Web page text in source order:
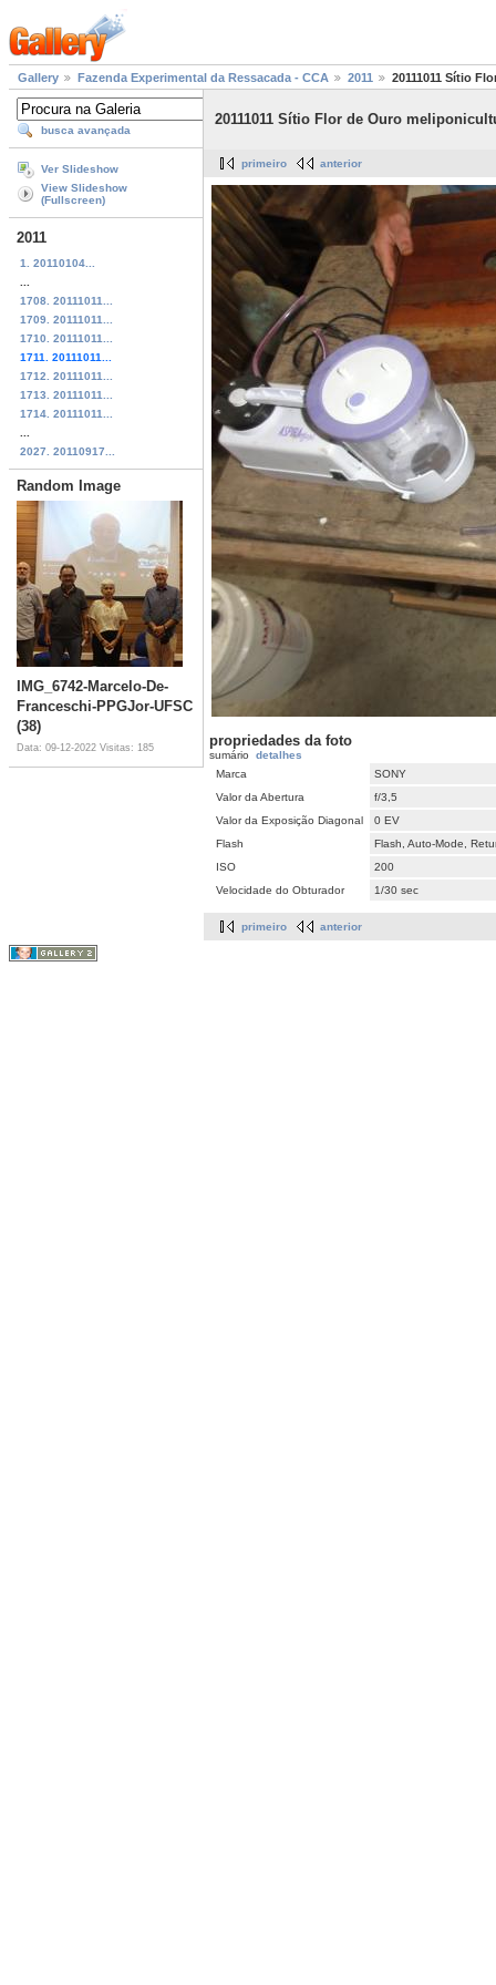
Gallery Fazenda Experimental da Ressacada - CCA 2011 20111011 Sítio
busca avançada
Ver Slideshow
View Slideshow
(Fullscreen)
2011
1. 20110104...
1708. 20111011...
1709. 20111011...
1710. 20111011...
1711. 20111011...
1712. 20111011...
1713. 20111011...
1714. 20111011...
2027. 20110917...
Random Image
IMG_6742-Marcelo-De-
Franceschi-PPGJor-UFSC
(38)
Data: 09-12-2022 Visitas: 185
20111011 Sítio Flor de Ouro
primeiro anterior
propriedades da foto
sumário detalhes
Marca
SONY
Valor da Abertura
f/3,5
Valor da Exposição Diagonal
0 EV
Flash
Flash, Auto-Mode,
ISO
200
Velocidade do Obturador
1/30 sec
primeiro anterior